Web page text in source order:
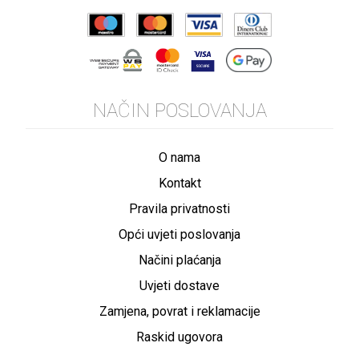
NAČIN POSLOVANJA
O nama
Kontakt
Pravila privatnosti
Opći uvjeti poslovanja
Načini plaćanja
Uvjeti dostave
Zamjena, povrat i reklamacije
Raskid ugovora